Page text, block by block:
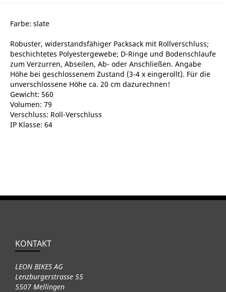
Farbe: slate
Robuster, widerstandsfähiger Packsack mit Rollverschluss;
beschichtetes Polyestergewebe; D-Ringe und Bodenschlaufe
zum Verzurren, Abseilen, Ab- oder Anschließen. Angabe
Höhe bei geschlossenem Zustand (3-4 x eingerollt). Für die
unverschlossene Höhe ca. 20 cm dazurechnen!
Gewicht: 560
Volumen: 79
Verschluss: Roll-Verschluss
IP Klasse: 64
KONTAKT
LEON BIKES AG
Lenzburgerstrasse 55
5507 Mellingen